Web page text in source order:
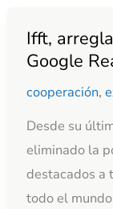
Ifft,
Google
cooperación,
Desde su
eliminado la
destacados a
todo el
Ifft,
arreglando
la
de
Google
Reader